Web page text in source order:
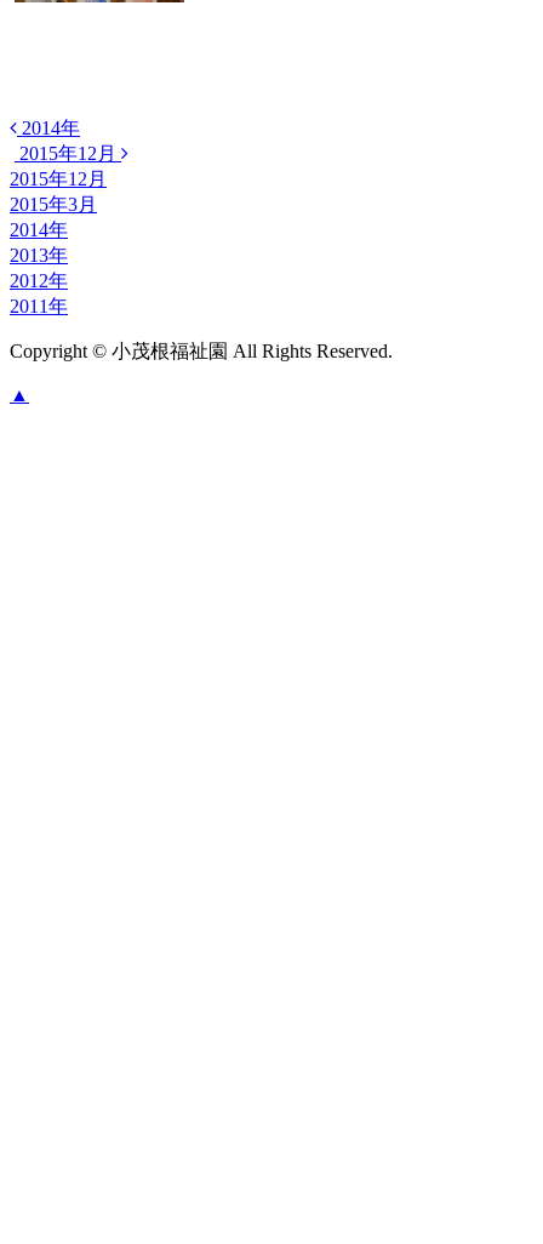
2014年
2015年12月
2015年12月
2015年3月
2014年
2013年
2012年
2011年
Copyright © 小茂根福祉園 All Rights Reserved.
▲